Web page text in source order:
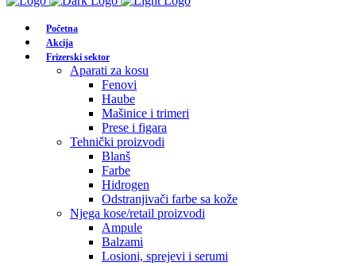
Početna
Akcija
Frizerski sektor
Aparati za kosu
Fenovi
Haube
Mašinice i trimeri
Prese i figara
Tehnički proizvodi
Blanš
Farbe
Hidrogen
Odstranjivači farbe sa kože
Njega kose/retail proizvodi
Ampule
Balzami
Losioni, sprejevi i serumi